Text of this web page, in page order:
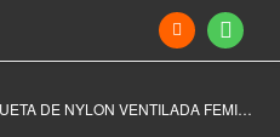
DE NYLON VENTILADA FEMININA CORA MESH 2.0